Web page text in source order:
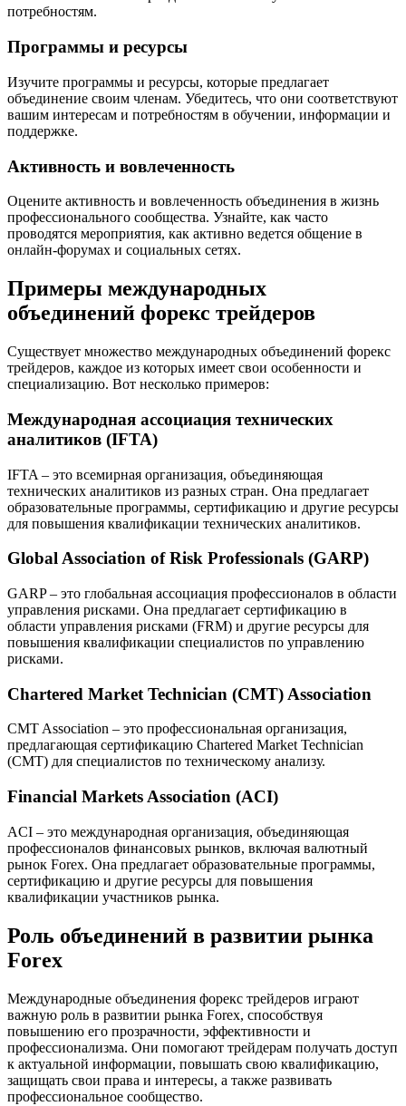
потребностям.
Программы и ресурсы
Изучите программы и ресурсы, которые предлагает
объединение своим членам. Убедитесь, что они соответствуют
вашим интересам и потребностям в обучении, информации и
поддержке.
Активность и вовлеченность
Оцените активность и вовлеченность объединения в жизнь
профессионального сообщества. Узнайте, как часто
проводятся мероприятия, как активно ведется общение в
онлайн-форумах и социальных сетях.
Примеры международных
объединений форекс трейдеров
Существует множество международных объединений форекс
трейдеров, каждое из которых имеет свои особенности и
специализацию. Вот несколько примеров:
Международная ассоциация технических
аналитиков (IFTA)
IFTA – это всемирная организация, объединяющая
технических аналитиков из разных стран. Она предлагает
образовательные программы, сертификацию и другие ресурсы
для повышения квалификации технических аналитиков.
Global Association of Risk Professionals (GARP)
GARP – это глобальная ассоциация профессионалов в области
управления рисками. Она предлагает сертификацию в
области управления рисками (FRM) и другие ресурсы для
повышения квалификации специалистов по управлению
рисками.
Chartered Market Technician (CMT) Association
CMT Association – это профессиональная организация,
предлагающая сертификацию Chartered Market Technician
(CMT) для специалистов по техническому анализу.
Financial Markets Association (ACI)
ACI – это международная организация, объединяющая
профессионалов финансовых рынков, включая валютный
рынок Forex. Она предлагает образовательные программы,
сертификацию и другие ресурсы для повышения
квалификации участников рынка.
Роль объединений в развитии рынка
Forex
Международные объединения форекс трейдеров играют
важную роль в развитии рынка Forex, способствуя
повышению его прозрачности, эффективности и
профессионализма. Они помогают трейдерам получать доступ
к актуальной информации, повышать свою квалификацию,
защищать свои права и интересы, а также развивать
профессиональное сообщество.